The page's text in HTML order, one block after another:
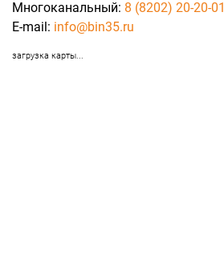
Многоканальный: 8 (8202) 20-20-01
E-mail: info@bin35.ru
загрузка карты...